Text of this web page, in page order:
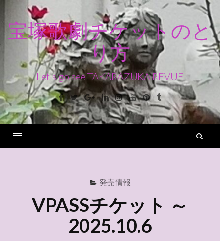
ン
ス
キ
ッ
宝塚歌劇チケットのと
り方
Let's go see TAKARAZUKA REVUE
Facebook
TwitterGoogle+LinkedinInstagram
YoutubePinterest
Tumblr
発売情報
VPASSチケット ～
2025.10.6